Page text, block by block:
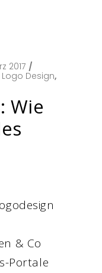
2017
Logo Design,
Wie
& Co
Portale